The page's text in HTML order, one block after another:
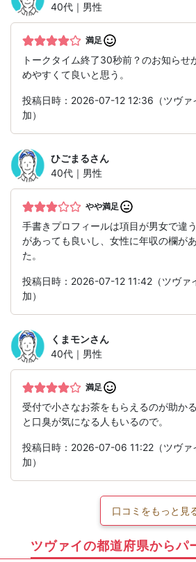
40代｜男性
満足
トークタイム終了30秒前？のお知らせ
めやすくて良いと思う。
投稿日時：2026-07-12 12:36（ツヴァ
加）
ひごまるさん
40代｜男性
やや満足
手書きプロフィールは項目が男女で違
があっても良いし、女性に年収の欄が
た。
投稿日時：2026-07-12 11:42（ツヴァ
加）
くまモンさん
40代｜男性
満足
受付で小さなお茶をもらえるのが助か
と口臭が気になる人もいるので。
投稿日時：2026-07-06 11:22（ツヴァ
加）
口コミをもっと見
ツヴァイの都道府県からパ